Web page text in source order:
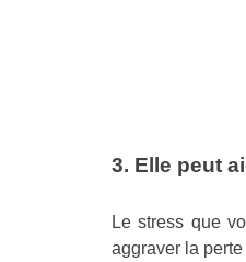
3. Elle peut
Le stress que
aggraver la